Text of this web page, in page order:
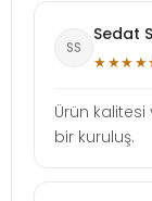
SS
Sedat
Ürün
bir kuruluş.